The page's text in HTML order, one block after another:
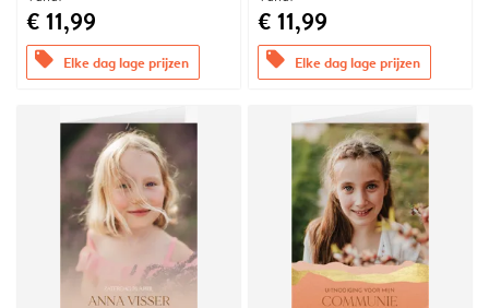
€ 11,99
offers Elke dag lage prijzen
€ 11,99
offers Elke dag lage prijzen